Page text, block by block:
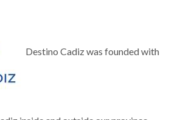
Destino Cadiz was founded with